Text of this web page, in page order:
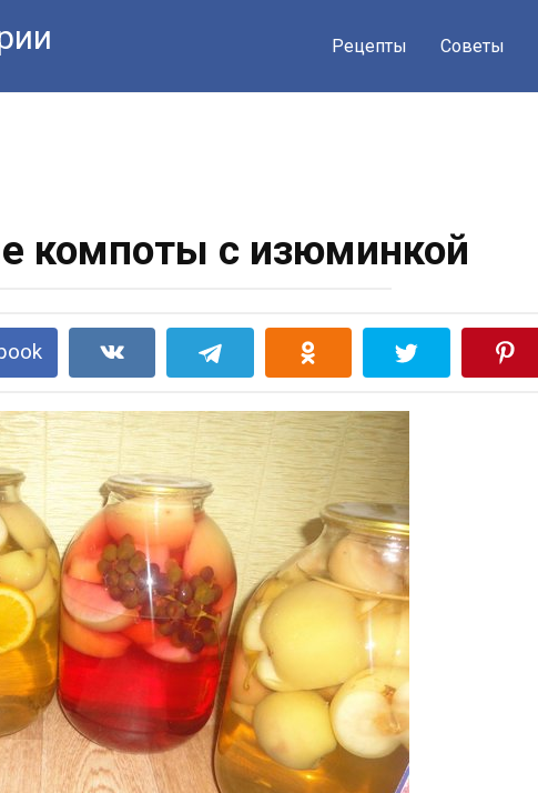
Рецепты Советы
компоты с изюминкой